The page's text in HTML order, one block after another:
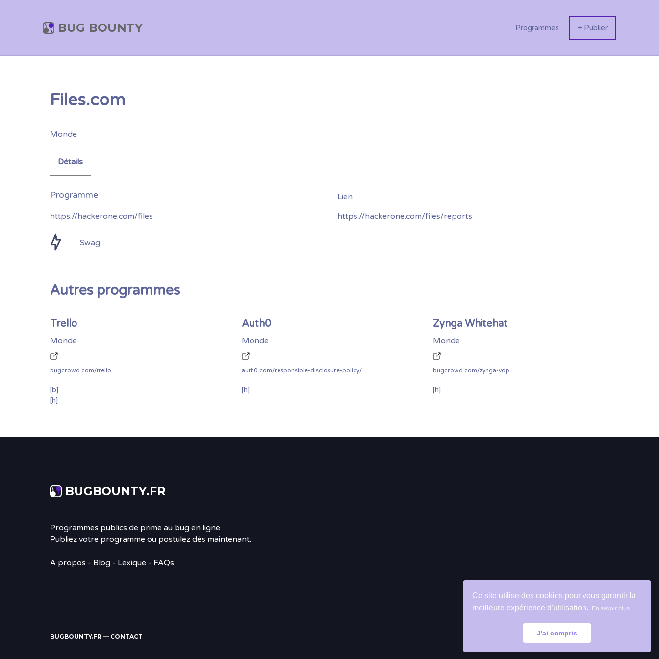
Ce site utilise des cookies pour vous garantir la
meilleure expérience d'utilisation.
En savoir plus
J'ai compris
BUG BOUNTY Programmes + Publier
Files.com
Monde
Détails
https://hackerone.com/files https://hackerone.com/files/reports
Swag
Autres programmes
Trello
Monde
bugcrowd.com/trello
[b]
[h]
Auth0
Monde
auth0.com/responsible-disclosure-policy/
[h]
Zynga Whitehat
Monde
bugcrowd.com/zynga-vdp
[h]
BUGBOUNTY.FR
Programmes publics de prime au bug en ligne.
Publiez votre programme ou postulez dès maintenant.
A propos - Blog - Lexique - FAQs
BUGBOUNTY.FR — CONTACT
en